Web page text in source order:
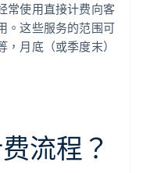
常使用直接计费向客
。这些服务的范围可
月底（或季度末）
流程？